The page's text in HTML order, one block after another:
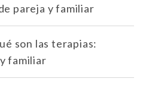
pareja y familiar
son las terapias:
familiar